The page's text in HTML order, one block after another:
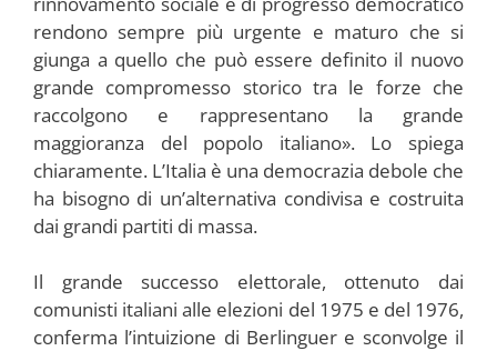
rendono sempre più urgente e maturo che si
giunga a quello che può essere definito il nuovo
grande compromesso storico tra le forze che
raccolgono e rappresentano la grande
maggioranza del popolo italiano». Lo spiega
chiaramente. L’Italia è una democrazia debole che
ha bisogno di un’alternativa condivisa e costruita
dai grandi partiti di massa.
Il grande successo elettorale, ottenuto dai
comunisti italiani alle elezioni del 1975 e del 1976,
conferma l’intuizione di Berlinguer e sconvolge il